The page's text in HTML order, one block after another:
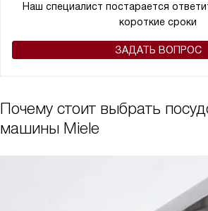
Наш специалист постарается
короткие сроки
ЗАДАТЬ ВОПРОС
Почему стоит выбрать
машины Miele